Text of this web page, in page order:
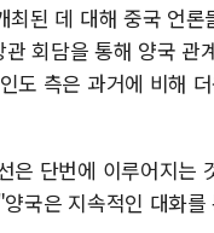
된 데 대해 중국 언
회담을 통해 양국
도 측은 과거에 비해
은 단번에 이루어지는
국은 지속적인 대화